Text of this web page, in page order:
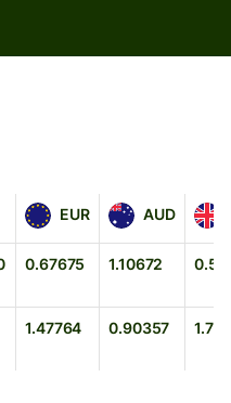
EUR
EUR AUD
AUD GBP
0.67675 1.10672
1.47764 0.90357